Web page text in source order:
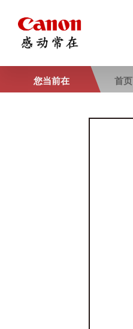
您当前在 首页